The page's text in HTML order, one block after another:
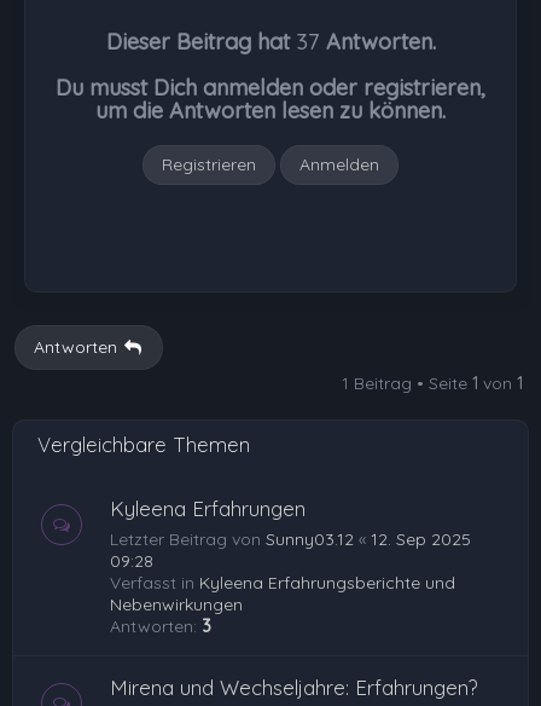
Dieser Beitrag hat 37 Antworten.
Du musst Dich anmelden oder registrieren,
um die Antworten lesen zu können.
Registrieren Anmelden
Antworten
1 Beitrag • Seite 1 von 1
Vergleichbare Themen
Kyleena Erfahrungen
Letzter Beitrag von Sunny03.12 « 12. Sep 2025
09:28
Verfasst in Kyleena Erfahrungsberichte und
Nebenwirkungen
Antworten: 3
Mirena und Wechseljahre: Erfahrungen?